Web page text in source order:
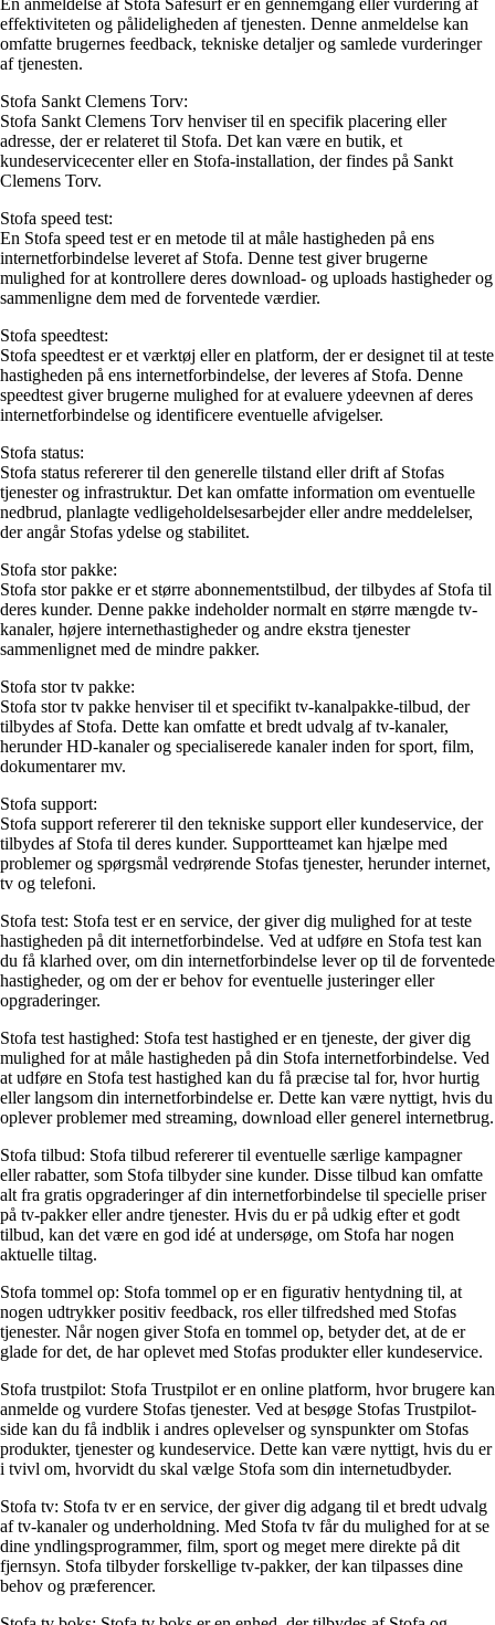
effektiviteten og pålideligheden af tjenesten. Denne anmeldelse kan
omfatte brugernes feedback, tekniske detaljer og samlede vurderinger
af tjenesten.
Stofa Sankt Clemens Torv:
Stofa Sankt Clemens Torv henviser til en specifik placering eller
adresse, der er relateret til Stofa. Det kan være en butik, et
kundeservicecenter eller en Stofa-installation, der findes på Sankt
Clemens Torv.
Stofa speed test:
En Stofa speed test er en metode til at måle hastigheden på ens
internetforbindelse leveret af Stofa. Denne test giver brugerne
mulighed for at kontrollere deres download- og uploads hastigheder og
sammenligne dem med de forventede værdier.
Stofa speedtest:
Stofa speedtest er et værktøj eller en platform, der er designet til at teste
hastigheden på ens internetforbindelse, der leveres af Stofa. Denne
speedtest giver brugerne mulighed for at evaluere ydeevnen af deres
internetforbindelse og identificere eventuelle afvigelser.
Stofa status:
Stofa status refererer til den generelle tilstand eller drift af Stofas
tjenester og infrastruktur. Det kan omfatte information om eventuelle
nedbrud, planlagte vedligeholdelsesarbejder eller andre meddelelser,
der angår Stofas ydelse og stabilitet.
Stofa stor pakke:
Stofa stor pakke er et større abonnementstilbud, der tilbydes af Stofa til
deres kunder. Denne pakke indeholder normalt en større mængde tv-
kanaler, højere internethastigheder og andre ekstra tjenester
sammenlignet med de mindre pakker.
Stofa stor tv pakke:
Stofa stor tv pakke henviser til et specifikt tv-kanalpakke-tilbud, der
tilbydes af Stofa. Dette kan omfatte et bredt udvalg af tv-kanaler,
herunder HD-kanaler og specialiserede kanaler inden for sport, film,
dokumentarer mv.
Stofa support:
Stofa support refererer til den tekniske support eller kundeservice, der
tilbydes af Stofa til deres kunder. Supportteamet kan hjælpe med
problemer og spørgsmål vedrørende Stofas tjenester, herunder internet,
tv og telefoni.
Stofa test: Stofa test er en service, der giver dig mulighed for at teste
hastigheden på dit internetforbindelse. Ved at udføre en Stofa test kan
du få klarhed over, om din internetforbindelse lever op til de forventede
hastigheder, og om der er behov for eventuelle justeringer eller
opgraderinger.
Stofa test hastighed: Stofa test hastighed er en tjeneste, der giver dig
mulighed for at måle hastigheden på din Stofa internetforbindelse. Ved
at udføre en Stofa test hastighed kan du få præcise tal for, hvor hurtig
eller langsom din internetforbindelse er. Dette kan være nyttigt, hvis du
oplever problemer med streaming, download eller generel internetbrug.
Stofa tilbud: Stofa tilbud refererer til eventuelle særlige kampagner
eller rabatter, som Stofa tilbyder sine kunder. Disse tilbud kan omfatte
alt fra gratis opgraderinger af din internetforbindelse til specielle priser
på tv-pakker eller andre tjenester. Hvis du er på udkig efter et godt
tilbud, kan det være en god idé at undersøge, om Stofa har nogen
aktuelle tiltag.
Stofa tommel op: Stofa tommel op er en figurativ hentydning til, at
nogen udtrykker positiv feedback, ros eller tilfredshed med Stofas
tjenester. Når nogen giver Stofa en tommel op, betyder det, at de er
glade for det, de har oplevet med Stofas produkter eller kundeservice.
Stofa trustpilot: Stofa Trustpilot er en online platform, hvor brugere kan
anmelde og vurdere Stofas tjenester. Ved at besøge Stofas Trustpilot-
side kan du få indblik i andres oplevelser og synspunkter om Stofas
produkter, tjenester og kundeservice. Dette kan være nyttigt, hvis du er
i tvivl om, hvorvidt du skal vælge Stofa som din internetudbyder.
Stofa tv: Stofa tv er en service, der giver dig adgang til et bredt udvalg
af tv-kanaler og underholdning. Med Stofa tv får du mulighed for at se
dine yndlingsprogrammer, film, sport og meget mere direkte på dit
fjernsyn. Stofa tilbyder forskellige tv-pakker, der kan tilpasses dine
behov og præferencer.